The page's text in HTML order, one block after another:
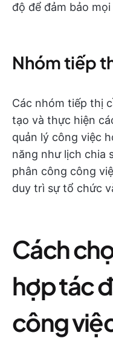
độ để đảm bảo
Nhóm tiếp
Các nhóm tiếp thị
tạo và thực hiện
quản lý công việc
năng như lịch chia
phân công công
duy trì sự tổ chức
Cách
hợp tác
công